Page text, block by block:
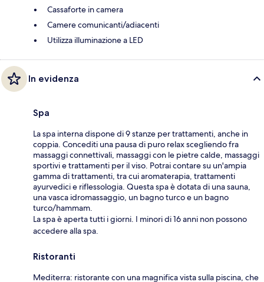
Cassaforte in camera
Camere comunicanti/adiacenti
Utilizza illuminazione a LED
In evidenza
Spa
La spa interna dispone di 9 stanze per trattamenti, anche in
coppia. Concediti una pausa di puro relax scegliendo fra
massaggi connettivali, massaggi con le pietre calde, massaggi
sportivi e trattamenti per il viso. Potrai contare su un'ampia
gamma di trattamenti, tra cui aromaterapia, trattamenti
ayurvedici e riflessologia. Questa spa è dotata di una sauna,
una vasca idromassaggio, un bagno turco e un bagno
turco/hammam.
La spa è aperta tutti i giorni. I minori di 16 anni non possono
accedere alla spa.
Ristoranti
Mediterra: ristorante con una magnifica vista sulla piscina, che